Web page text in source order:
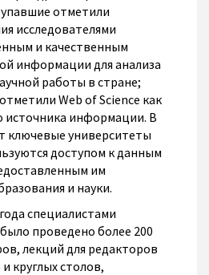
отметили
исследователями
и качественным
информации для анализа
работы в стране;
Web of Science как
источника информации. В
ключевые университеты
доступом к данным
им
и науки.
специалистами
проведено более 200
лекций для редакторов
круглых столов,